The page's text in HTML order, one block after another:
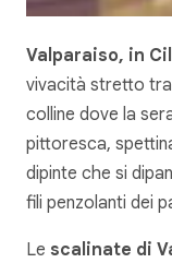
Valparaiso, in
vivacità stretto tra
colline dove la
pittoresca,
dipinte che si
fili penzolanti dei
Le scalinate di